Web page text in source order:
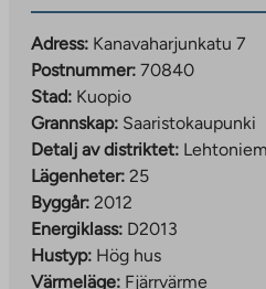
Adress: Kanavaharjunkatu 7
Postnummer: 70840
Stad: Kuopio
Grannskap: Saaristokaupunki
Detalj av distriktet:
Lägenheter: 25
Byggår: 2012
Energiklass: D2013
Hustyp: Hög hus
Värmeläge: Fjärrvärme